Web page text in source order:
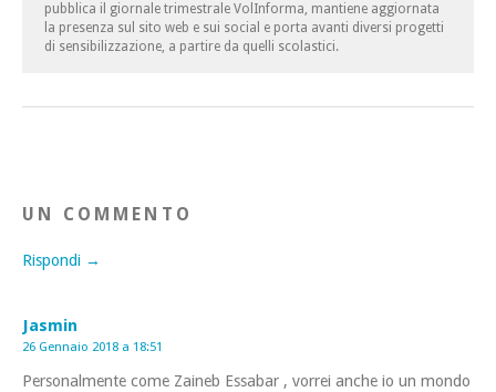
pubblica il giornale trimestrale VolInforma, mantiene aggiornata
la presenza sul sito web e sui social e porta avanti diversi progetti
di sensibilizzazione, a partire da quelli scolastici.
UN COMMENTO
Rispondi →
Jasmin
26 Gennaio 2018 a 18:51
Personalmente come Zaineb Essabar , vorrei anche io un mondo